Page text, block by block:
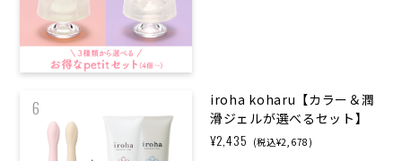
6
iroha koharu【カラー＆潤
滑ジェルが選べるセット】
¥2,435 (税込¥2,678)